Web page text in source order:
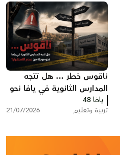
ناقوس خطر … هل تتجه
المدارس الثانوية في يافا نحو
مرحلة من عدم الاستقرار؟
يافا 48
تربية وتعليم 21/07/2026